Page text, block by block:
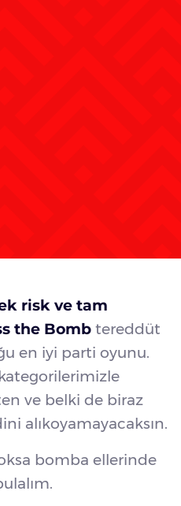
risk ve tam
the Bomb tereddüt
en iyi parti oyunu.
ve belki de biraz
alıkoyamayacaksın.
bomba ellerinde